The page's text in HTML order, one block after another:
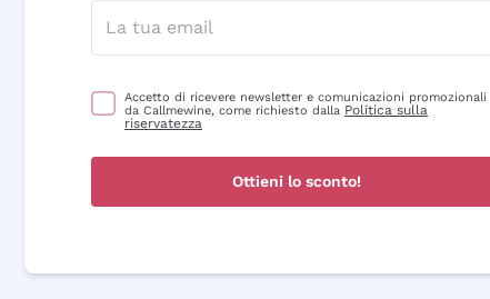
Accetto di ricevere newsletter e comunicazioni promozionali
da Callmewine, come richiesto dalla Politica sulla
riservatezza
Ottieni lo sconto!